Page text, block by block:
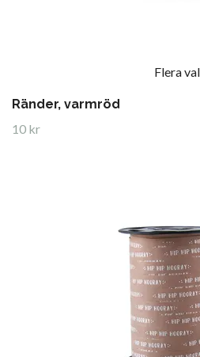
Flera val
Ränder, varmröd
10 kr